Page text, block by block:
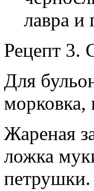
лавра и
Рецепт 3.
Для
морковка,
Жареная
ложка
петрушки.